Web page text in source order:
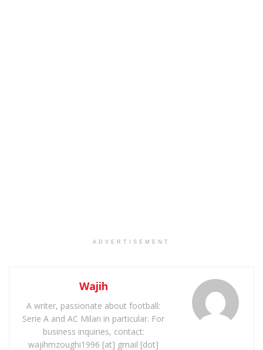
ADVERTISEMENT
Wajih
A writer, passionate about football:
Serie A and AC Milan in particular. For
business inquiries, contact:
wajihmzoughi1996 [at] gmail [dot]